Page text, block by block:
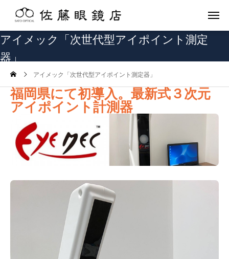
アイメック「次世代型アイポイント測定
器」
アイメック「次世代型アイポイント測定器」
福岡県にて初導入。最新式３次元
アイポイント計測器